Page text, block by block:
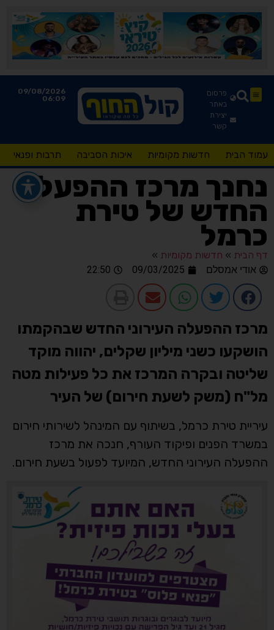
פרסום
באתר
יצירת
קשר
09/08/2026
06:09
עמוד הבית חדשות מקומיות איכות הסביבה תרבות ופנאי
נחנך מרכז ההפעלה
החדש של טירת
כרמל
דף הבית » חדשות מקומיות »
אודי אמסלם
09/03/2025
22:50
מרכז ההפעלה העירוני החדש שבהקמתו
הושקעו כשני מיליון שקלים, יהווה מוקד
שליטה ובקרה המרכז את כל פעילות מטה
מל"ח (משק לשעת חירום) של העיר
עיריית טירת כרמל, בשיתוף עם המינהל לשירותי חירום
במשרד הפנים ופיקוד העורף, חנכה את מרכז
ההפעלה העירוני החדש, המיועד לפעול בשעת חירום.